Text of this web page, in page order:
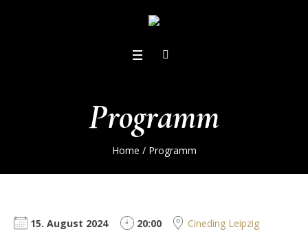
Programm
Home / Programm
15. August 2024 20:00
Cineding Leipzig